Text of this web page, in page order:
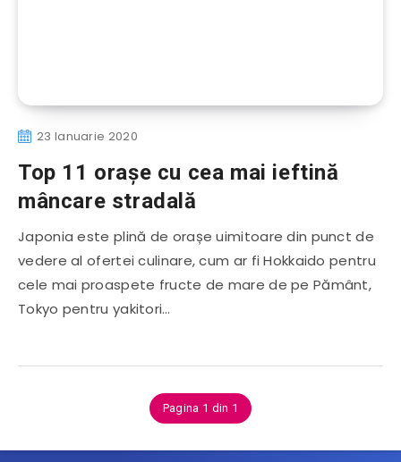
23 Ianuarie 2020
Top 11 orașe cu cea mai ieftină
mâncare stradală
Japonia este plină de orașe uimitoare din punct de
vedere al ofertei culinare, cum ar fi Hokkaido pentru
cele mai proaspete fructe de mare de pe Pământ,
Tokyo pentru yakitori…
Pagina 1 din 1